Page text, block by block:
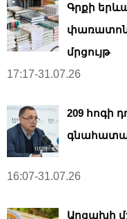
Գրքի
մրցույթ
17:17-31.07.26
209 հոգի
16:07-31.07.26
Արցախի